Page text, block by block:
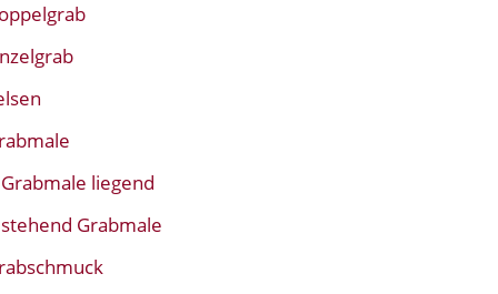
Grabmale liegend
stehend Grabmale